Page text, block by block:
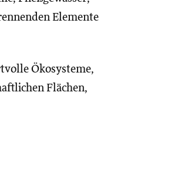
Elemente
Ökosysteme,
Flächen,